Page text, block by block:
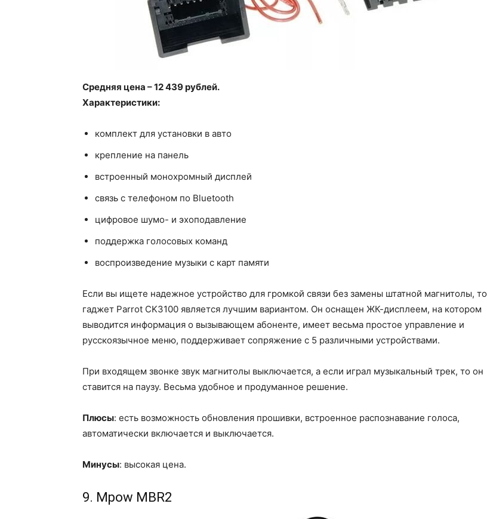
Средняя цена – 12 439 рублей.
Характеристики:
комплект для установки в авто
крепление на панель
встроенный монохромный дисплей
связь с телефоном по Bluetooth
цифровое шумо- и эхоподавление
поддержка голосовых команд
воспроизведение музыки с карт памяти
Если вы ищете надежное устройство для громкой связи без замены штатной магнитолы, то
гаджет Parrot CK3100 является лучшим вариантом. Он оснащен ЖК-дисплеем, на котором
выводится информация о вызывающем абоненте, имеет весьма простое управление и
русскоязычное меню, поддерживает сопряжение с 5 различными устройствами.
При входящем звонке звук магнитолы выключается, а если играл музыкальный трек, то он
ставится на паузу. Весьма удобное и продуманное решение.
Плюсы: есть возможность обновления прошивки, встроенное распознавание голоса,
автоматически включается и выключается.
Минусы: высокая цена.
9. Mpow MBR2